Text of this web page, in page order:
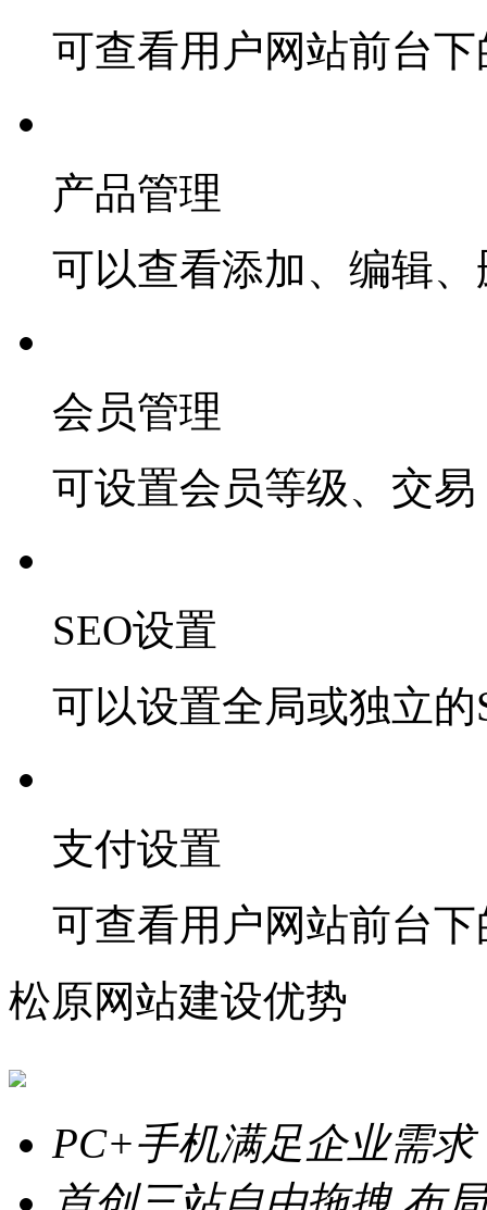
可查看用户网站前台
产品管理
可以查看添加、编辑
会员管理
可设置会员等级、交
SEO设置
可以设置全局或独立
支付设置
可查看用户网站前台
松原网站建设优势
PC+手机满足企业需求